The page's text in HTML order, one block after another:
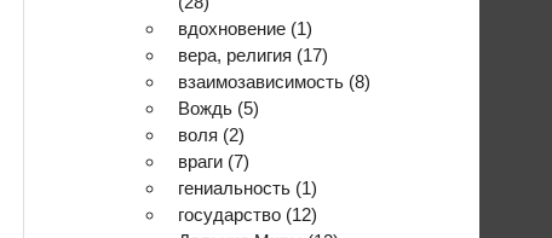
вдохновение (1)
вера, религия (17)
взаимозависимость (8)
Вождь (5)
воля (2)
враги (7)
гениальность (1)
государство (12)